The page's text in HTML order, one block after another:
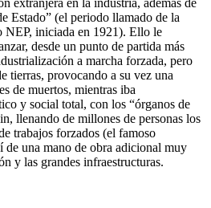
Estado” (el periodo llamado de la
iniciada en 1921). Ello le
desde un punto de partida más
a marcha forzada, pero
tierras, provocando a su vez una
de muertos, mientras iba
y social total, con los “órganos de
llenando de millones de personas los
trabajos forzados (el famoso
una mano de obra adicional muy
y las grandes infraestructuras.